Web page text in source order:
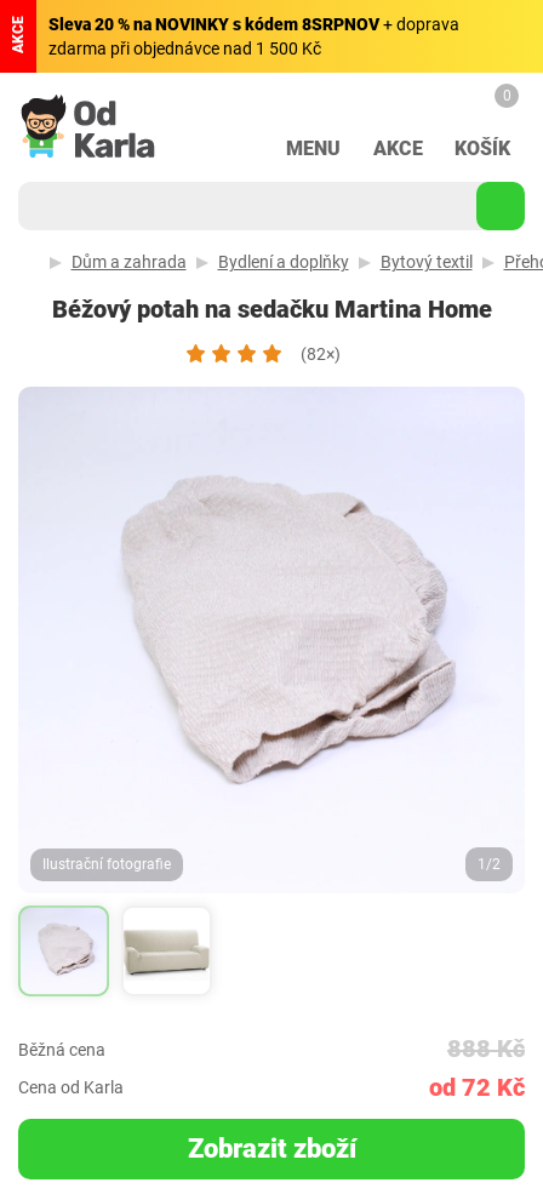
AKCE Sleva 20 % na NOVINKY s kódem 8SRPNOV+ doprava
zdarma při objednávce nad 1 500 Kč
MENU AKCE
0
KOŠÍK
Dům a zahrada Bydlení a doplňky Bytový textil
Béžový potah na sedačku Martina Home
(82×)
Ilustrační fotografie 1/2
Běžná cena 888 Kč
Cena od Karla od 72 Kč
Zobrazit zboží